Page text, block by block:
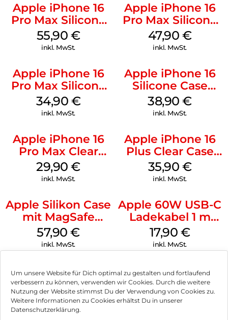
Um unsere Website für Dich optimal zu gestalten und fortlaufend
verbessern zu können, verwenden wir Cookies. Durch die weitere
Nutzung der Website stimmst Du der Verwendung von Cookies zu.
Weitere Informationen zu Cookies erhältst Du in unserer
Datenschutzerklärung.
Apple iPhone 16
Pro Max Silicone
Case MagSafe
Stone Gray
55,90 €
inkl. MwSt.
Apple iPhone 16
Pro Max Silicone
Case MagSafe
Black
47,90 €
inkl. MwSt.
Apple iPhone 16
Pro Max Silicone
Case MagSafe
Denim
34,90 €
inkl. MwSt.
Apple iPhone 16
Silicone Case
MagSafe
Ultramarine
38,90€
inkl. MwSt.
Apple iPhone 16
Pro Max Clear
Case MagSafe
Transparent
29,90€
inkl. MwSt.
Apple iPhone 16
Plus Clear Case
MagSafe
Transparent
35,90 €
inkl. MwSt.
Apple Silikon Case
mit MagSafe
iPhone 14 Pro
(PRODUCT)RED
57,90€
inkl. MwSt.
Apple 60W USB-C
Ladekabel 1 m
Weiß
17,90 €
inkl. MwSt.
Impressum